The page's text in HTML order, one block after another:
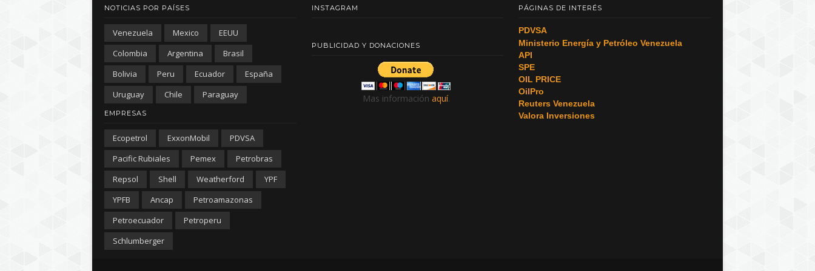
NOTICIAS POR PAÍSES
Venezuela Mexico
EEUU
Colombia
Argentina
Brasil
Bolivia
Peru Ecuador
España
Uruguay
Chile Paraguay
EMPRESAS
Ecopetrol ExxonMobil
PDVSA
Pacific Rubiales
Pemex
Petrobras
Repsol
Shell Weatherford
YPF
YPFB
Ancap
Petroamazonas
Petroecuador
Petroperu
Schlumberger
INSTAGRAM
PUBLICIDAD Y DONACIONES
Mas información aquí.
PÁGINAS DE INTERÉS
PDVSA
Ministerio Energía y Petróleo Venezuela
API
SPE
OIL PRICE
OilPro
Reuters Venezuela
Valora Inversiones